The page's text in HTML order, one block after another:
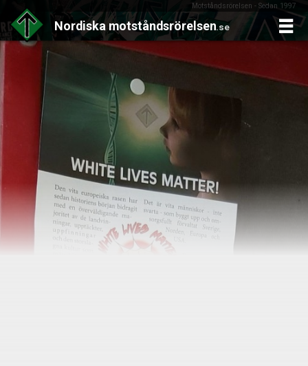
Motståndsrörelsen - Sedan 1997
Nordiska motståndsrörelsen.se